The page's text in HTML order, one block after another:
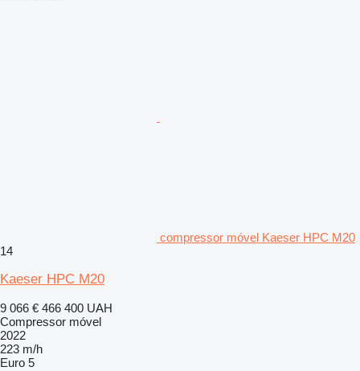
compressor móvel Kaeser HPC M20
14
Kaeser HPC M20
9 066 € 466 400 UAH
Compressor móvel
2022
223 m/h
Euro 5